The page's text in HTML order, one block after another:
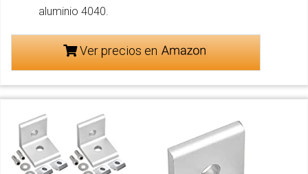
aluminio 4040.
Ver precios en